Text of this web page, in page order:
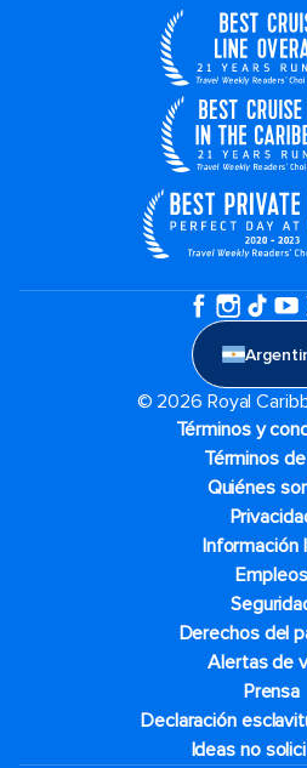
© 2026 Royal
Términos y
Términos
Quiénes
Información
Empleos
Derechos del
Alertas de
Prensa
Declaración
Ideas no